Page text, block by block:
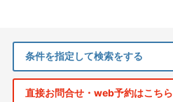
条件を指定して検索をする
直接お問合せ・web予約はこちら